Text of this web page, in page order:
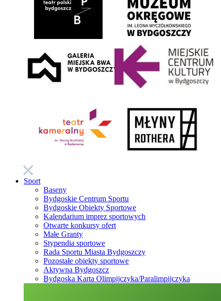
Sport
Baseny
Bydgoskie Centrum Sportu
Bydgoskie Obiekty Sportowe
Kalendarium imprez sportowych
Otwarte konkursy ofert
Małe Granty
Stypendia sportowe
Rada Sportu Miasta Bydgoszczy
Pozostałe obiekty sportowe
Aktywna Bydgoszcz
Bydgoska Karta Olimpijczyka/Paralimpijczyka